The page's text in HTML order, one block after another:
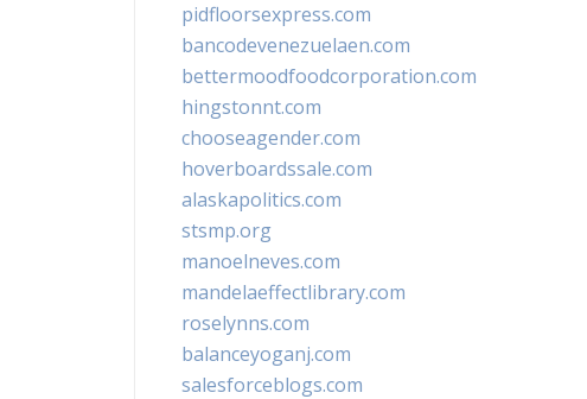
pidfloorsexpress.com
bancodevenezuelaen.com
bettermoodfoodcorporation.com
hingstonnt.com
chooseagender.com
hoverboardssale.com
alaskapolitics.com
stsmp.org
manoelneves.com
mandelaeffectlibrary.com
roselynns.com
balanceyoganj.com
salesforceblogs.com